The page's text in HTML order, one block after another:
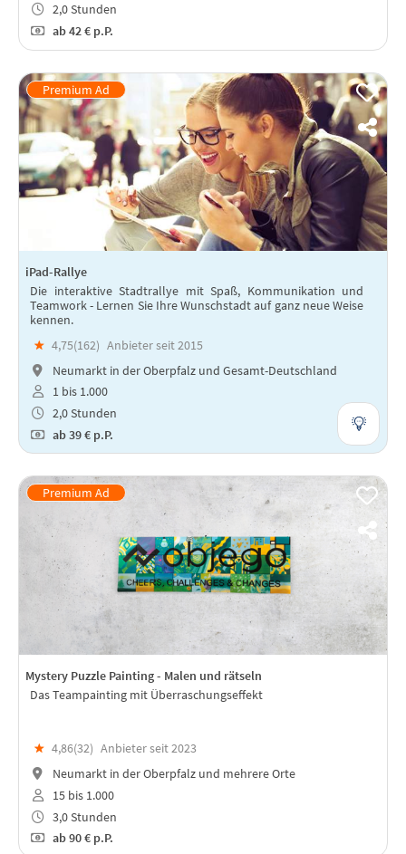
2,0 Stunden
ab42 € p.P.
iPad-Rallye
Die interaktive Stadtrallye mit Spaß, Kommunikation und
Teamwork - Lernen Sie Ihre Wunschstadt auf ganz neue Weise
kennen.
★ 4,75(162) Anbieter seit 2015
Neumarkt in der Oberpfalz und Gesamt-Deutschland
1 bis 1.000
2,0 Stunden
ab39 € p.P.
Mystery Puzzle Painting - Malen und rätseln
Das Teampainting mit Überraschungseffekt
★ 4,86(32) Anbieter seit 2023
Neumarkt in der Oberpfalz und mehrere Orte
15 bis 1.000
3,0 Stunden
ab90 € p.P.